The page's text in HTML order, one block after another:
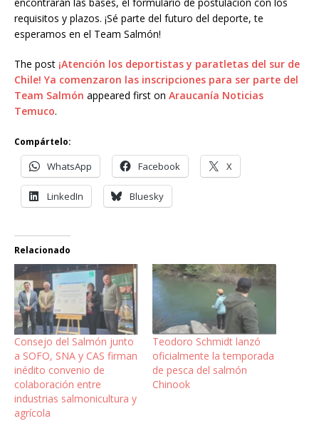
requisitos y plazos. ¡Sé parte del futuro del deporte, te
esperamos en el Team Salmón!
The post ¡Atención los deportistas y paratletas del sur de
Chile! Ya comenzaron las inscripciones para ser parte del
Team Salmón appeared first on Araucanía Noticias
Temuco.
Compártelo:
WhatsApp Facebook X
LinkedIn Bluesky
Relacionado
Consejo del Salmón junto
a SOFO, SNA y CAS firman
inédito convenio de
colaboración entre
industrias salmonicultura y
agrícola
Teodoro Schmidt lanzó
oficialmente la temporada
de pesca del salmón
Chinook